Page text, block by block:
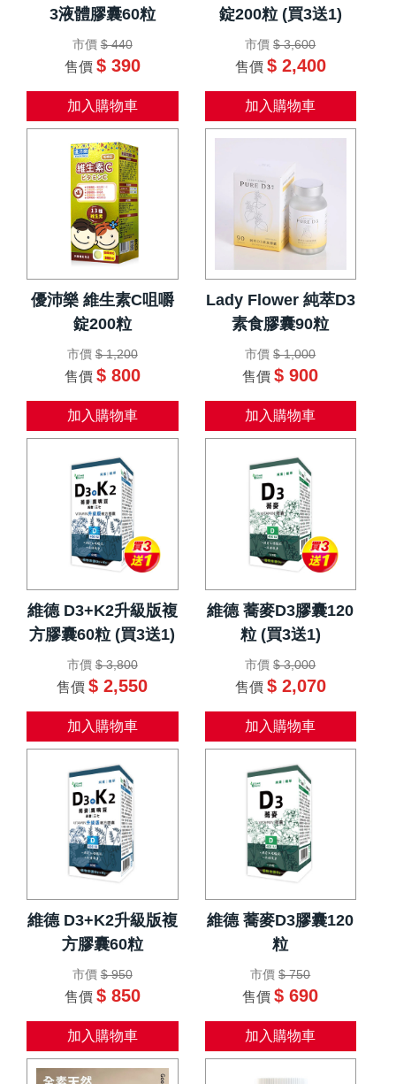
3液體膠囊60粒
市價 $ 440
售價 $ 390
加入購物車
錠200粒 (買3送1)
市價 $ 3,600
售價 $ 2,400
加入購物車
優沛樂 維生素C咀嚼
錠200粒
市價 $ 1,200
售價 $ 800
加入購物車
Lady Flower 純萃D3
素食膠囊90粒
市價 $ 1,000
售價 $ 900
加入購物車
維德 D3+K2升級版複
方膠囊60粒 (買3送1)
市價 $ 3,800
售價 $ 2,550
加入購物車
維德 蕎麥D3膠囊120
粒 (買3送1)
市價 $ 3,000
售價 $ 2,070
加入購物車
維德 D3+K2升級版複
方膠囊60粒
市價 $ 950
售價 $ 850
加入購物車
維德 蕎麥D3膠囊120
粒
市價 $ 750
售價 $ 690
加入購物車